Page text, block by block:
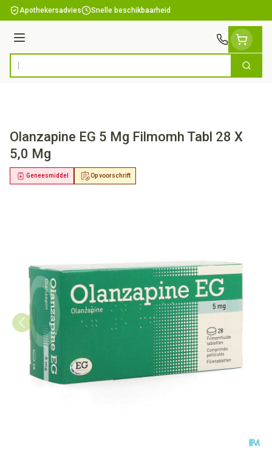
Ga naar de inhoud
Apothekersadvies Snelle beschikbaarheid
Menu
Product, merk, categorie... Zoek
Olanzapine EG 5 Mg Filmomh Tabl 28 X
5,0 Mg
Op voorschrift
Geneesmiddel